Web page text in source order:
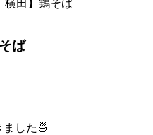
横田】鶏そば
ば
した🍜